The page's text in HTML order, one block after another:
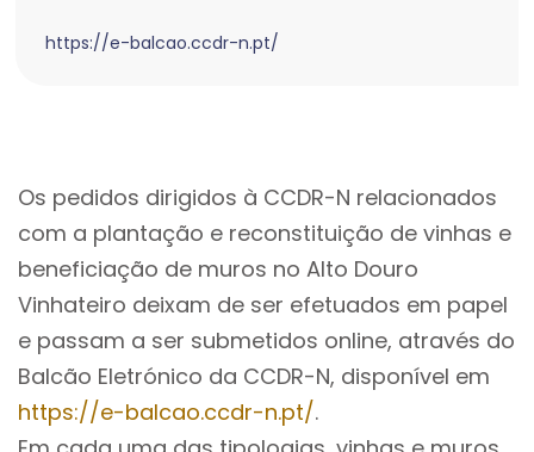
https://e-balcao.ccdr-n.pt/
Os pedidos dirigidos à CCDR-N relacionados
com a plantação e reconstituição de vinhas e
beneficiação de muros no Alto Douro
Vinhateiro deixam de ser efetuados em papel
e passam a ser submetidos online, através do
Balcão Eletrónico da CCDR-N, disponível em
https://e-balcao.ccdr-n.pt/.